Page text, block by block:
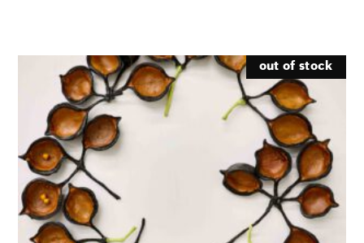
out of stock